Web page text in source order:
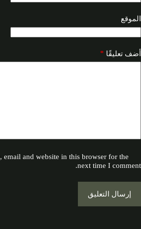
الموقع
أضف تعليقًا *
email and website in this browser for the
next time I comment.
إرسال التعليق